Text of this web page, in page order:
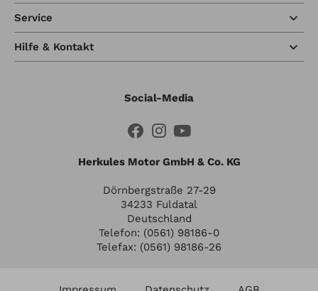
Service
Hilfe & Kontakt
Social-Media
Herkules Motor GmbH & Co. KG
Dörnbergstraße 27-29
34233 Fuldatal
Deutschland
Telefon: (0561) 98186-0
Telefax: (0561) 98186-26